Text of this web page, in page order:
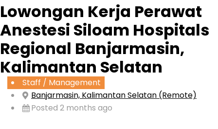
Lowongan Kerja Perawat
Anestesi Siloam Hospitals
Regional Banjarmasin,
Kalimantan Selatan
Staff / Management
Banjarmasin, Kalimantan Selatan (Remote)
Posted 2 months ago